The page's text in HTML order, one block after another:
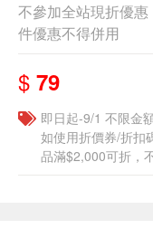
不參加全站現折優
件優惠不得併用
$ 79
即日起-9/1 不限金
如使用折價券/折扣
品滿$2,000可折，